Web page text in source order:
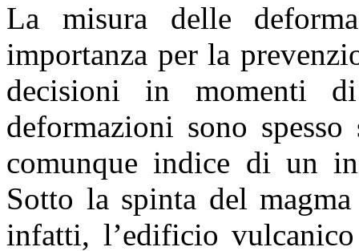
La misura delle
importanza per la
decisioni in momenti
deformazioni sono
comunque indice di un
Sotto la spinta del
infatti, l’edificio